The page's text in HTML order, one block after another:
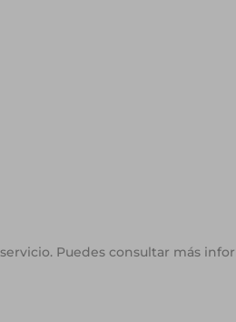
Puedes consultar más